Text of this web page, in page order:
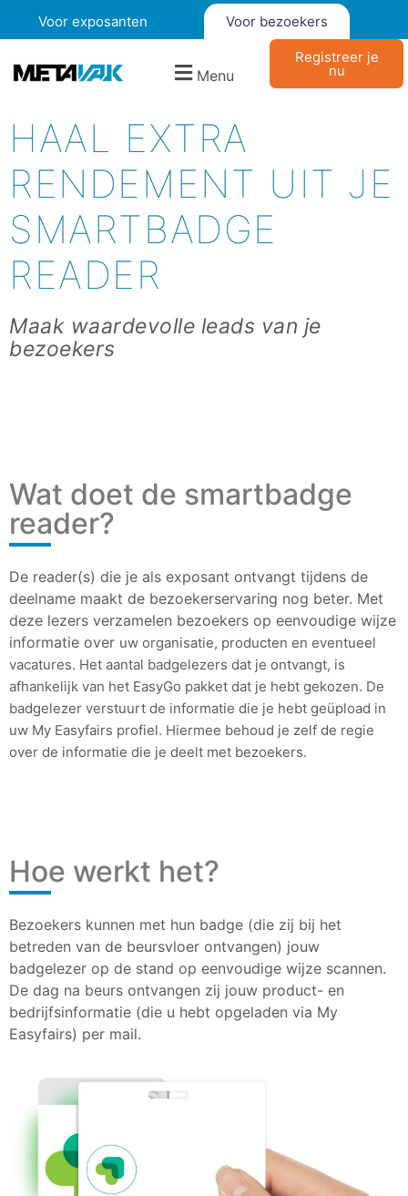
Voor exposanten Voor bezoekers
Menu
Registreer je
nu
HAAL EXTRA
RENDEMENT UIT JE
SMARTBADGE
READER
Maak waardevolle leads van je
bezoekers
Wat doet de smartbadge
reader?
De reader(s) die je als exposant ontvangt tijdens de
deelname maakt de bezoekerservaring nog beter. Met
deze lezers verzamelen bezoekers op eenvoudige wijze
informatie over uw organisatie, producten en eventueel
vacatures. Het aantal badgelezers dat je ontvangt, is
afhankelijk van het EasyGo pakket dat je hebt gekozen. De
badgelezer verstuurt de informatie die je hebt geüpload in
uw My Easyfairs profiel. Hiermee behoud je zelf de regie
over de informatie die je deelt met bezoekers.
Hoe werkt het?
Bezoekers kunnen met hun badge (die zij bij het
betreden van de beursvloer ontvangen) jouw
badgelezer op de stand op eenvoudige wijze scannen.
De dag na beurs ontvangen zij jouw product- en
bedrijfsinformatie (die u hebt opgeladen via My
Easyfairs) per mail.